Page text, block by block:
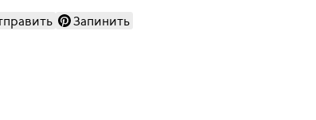
Запинить